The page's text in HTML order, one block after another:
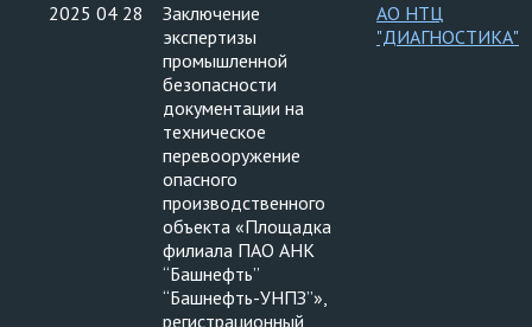
2025 04 28
Заключение
экспертизы
промышленной
безопасности
документации на
техническое
перевооружение
опасного
производственного
объекта «Площадка
филиала ПАО АНК
“Башнефть”
“Башнефть-УНПЗ”»,
регистрационный
АО НТЦ
"ДИАГНОСТИКА"